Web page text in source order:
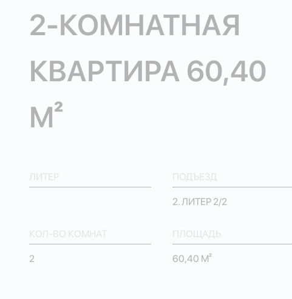
2-КОМНАТНАЯ
КВАРТИРА 60,40
М²
ЛИТЕР ПОДЪЕЗД
2. ЛИТЕР 2/2
КОЛ-ВО КОМНАТ
2
ПЛОЩАДЬ
60,40 М²